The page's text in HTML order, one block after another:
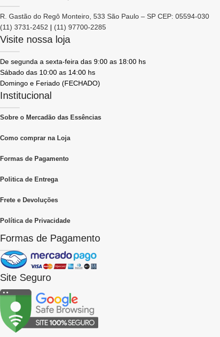
R. Gastão do Regô Monteiro, 533 São Paulo – SP CEP: 05594-030
(11) 3731-2452 | (11) 97700-2285
Visite nossa loja
De segunda a sexta-feira das 9:00 as 18:00 hs
Sábado das 10:00 as 14:00 hs
Domingo e Feriado (FECHADO)
Institucional
Sobre o Mercadão das Essências
Como comprar na Loja
Formas de Pagamento
Politica de Entrega
Frete e Devoluções
Política de Privacidade
Formas de Pagamento
Site Seguro